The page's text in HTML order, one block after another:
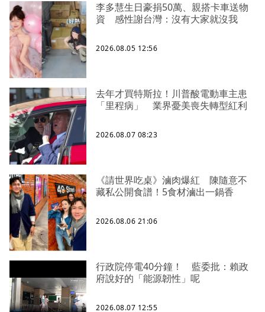
李多慧生日豪捐50萬、親搭卡車送物
資 感性謝台灣：沒有大家就沒我
2026.08.05 12:56
去年才買特斯拉！川普酸電動車主患
「里程病」 業界憂美喪失轉型紅利
2026.08.07 08:23
《請世界吃桌》滷肉爆紅 陳隨意不
藏私公開食譜！5食材滷出一鍋香
2026.08.06 21:06
行政院停電40分鐘！ 藍委批：賴政
府說好的「能源韌性」呢
2026.08.07 12:55